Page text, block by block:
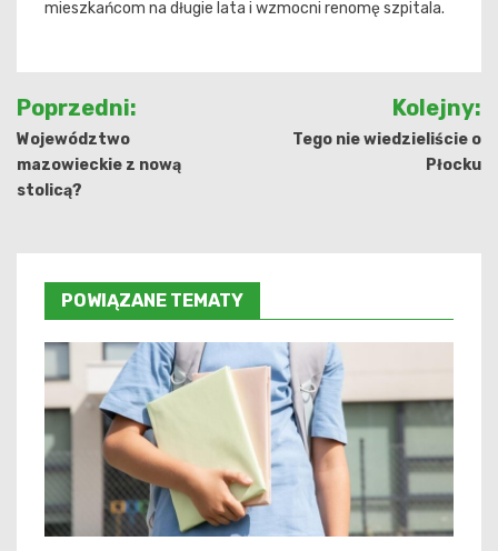
mieszkańcom na długie lata i wzmocni renomę szpitala.
Nawigacja
wpisu
Poprzedni:
Województwo
mazowieckie z nową
stolicą?
Kolejny:
Tego nie wiedzieliście o
Płocku
POWIĄZANE TEMATY